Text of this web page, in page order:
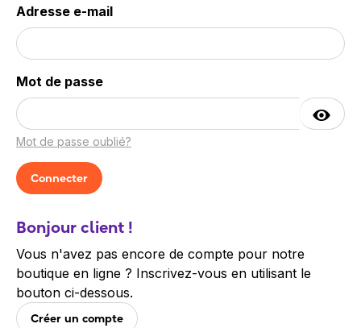
Adresse e-mail
Mot de passe
Mot de passe oublié?
Bonjour client !
Vous n'avez pas encore de compte pour notre
boutique en ligne ? Inscrivez-vous en utilisant le
bouton ci-dessous.
Créer un compte